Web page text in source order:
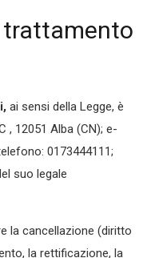
ai sensi della Legge, è
, 12051 Alba (CN); e-
0173444111;
suo legale
la cancellazione (diritto
la rettificazione, la